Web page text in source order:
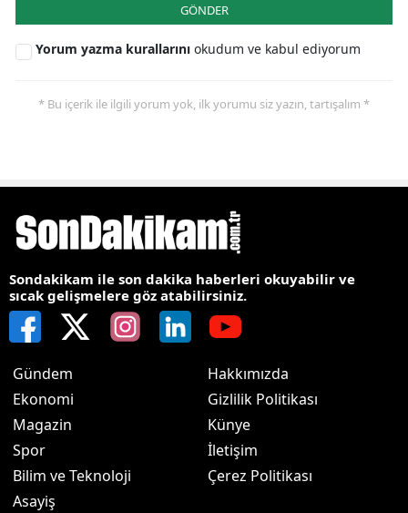
GÖNDER
Yorum yazma kurallarını okudum ve kabul ediyorum
* Bu içerik ile ilgili yorum yok, ilk yorumu siz yazın, tartışalım *
Sondakikam ile son dakika haberleri okuyabilir ve
sıcak gelişmelere göz atabilirsiniz.
Gündem
Ekonomi
Magazin
Spor
Bilim ve Teknoloji
Asayiş
Hakkımızda
Gizlilik Politikası
Künye
İletişim
Çerez Politikası